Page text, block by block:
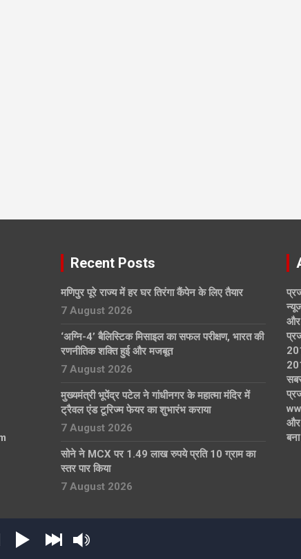
Recent Posts
मणिपुर पूरे राज्य में हर घर तिरंगा कैंपेन के लिए तैयार
7 August 2026
‘अग्नि-4’ बैलिस्टिक मिसाइल का सफल परीक्षण, भारत की
रणनीतिक शक्ति हुई और मजबूत
7 August 2026
मुख्यमंत्री भूपेंद्र पटेल ने गांधीनगर के महात्मा मंदिर में
ट्रैवल एंड टूरिज्म फेयर का शुभारंभ कराया
7 August 2026
सोने ने MCX पर 1.49 लाख रुपये प्रति 10 ग्राम का
स्तर पार किया
7 August 2026
और
और
Policy Theme by: